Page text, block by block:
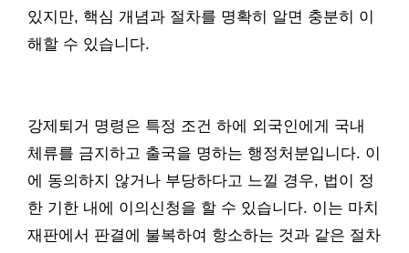
있지만, 핵심 개념과 절차를 명확히 알면 충분히 이
해할 수 있습니다.
강제퇴거 명령은 특정 조건 하에 외국인에게 국내
체류를 금지하고 출국을 명하는 행정처분입니다. 이
에 동의하지 않거나 부당하다고 느낄 경우, 법이 정
한 기한 내에 이의신청을 할 수 있습니다. 이는 마치
재판에서 판결에 불복하여 항소하는 것과 같은 절차